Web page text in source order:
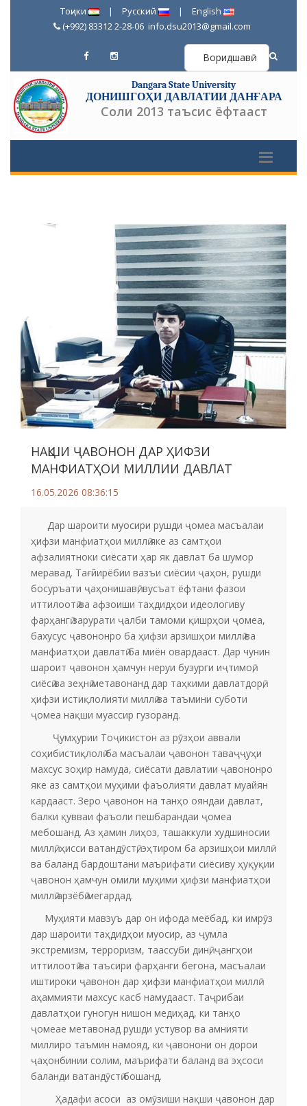
Тоҷики | Русский |
English
(+992) 83312 2-28-06 info.dsu2013@gmail.com
Воридшавӣ
Dangara State University
ДОНИШГОҲИ ДАВЛАТИИ ДАНҒАРА
Соли 2013 таъсис ёфтааст
НАҚШИ ҶАВОНОН ДАР ҲИФЗИ
МАНФИАТҲОИ МИЛЛИИ ДАВЛАТ
16.05.2026 08:36:15
Дар шароити муосири рушди ҷомеа масъалаи
ҳифзи манфиатҳои миллӣ яке аз самтҳои
афзалиятноки сиёсати ҳар як давлат ба шумор
меравад. Тағйирёбии вазъи сиёсии ҷаҳон, рушди
босуръати ҷаҳонишавӣ, вусъат ёфтани фазои
иттилоотӣ ва афзоиши таҳдидҳои идеологиву
фарҳангӣ зарурати ҷалби тамоми қишрҳои ҷомеа,
бахусус ҷавононро ба ҳифзи арзишҳои миллӣ ва
манфиатҳои давлатӣ ба миён овардааст. Дар чунин
шароит ҷавонон ҳамчун неруи бузурги иҷтимоӣ,
сиёсӣ ва зеҳнӣ метавонанд дар таҳкими давлатдорӣ,
ҳифзи истиқлолияти миллӣ ва таъмини суботи
ҷомеа нақши муассир гузоранд.
Ҷумҳурии Тоҷикистон аз рӯзҳои аввали
соҳибистиқлолӣ ба масъалаи ҷавонон таваҷҷуҳи
махсус зоҳир намуда, сиёсати давлатии ҷавононро
яке аз самтҳои муҳими фаъолияти давлат муайян
кардааст. Зеро ҷавонон на танҳо ояндаи давлат,
балки қувваи фаъоли пешбарандаи ҷомеа
мебошанд. Аз ҳамин лиҳоз, ташаккули худшиносии
миллӣ, ҳисси ватандӯстӣ, эҳтиром ба арзишҳои миллӣ
ва баланд бардоштани маърифати сиёсиву ҳуқуқии
ҷавонон ҳамчун омили муҳими ҳифзи манфиатҳои
миллӣ арзёбӣ мегардад.
Муҳияти мавзуъ дар он ифода меёбад, ки имрӯз
дар шароити таҳдидҳои муосир, аз ҷумла
экстремизм, терроризм, таассуби динӣ, ҷангҳои
иттилоотӣ ва таъсири фарҳанги бегона, масъалаи
иштироки ҷавонон дар ҳифзи манфиатҳои миллӣ
аҳаммияти махсус касб намудааст. Таҷрибаи
давлатҳои гуногун нишон медиҳад, ки танҳо
ҷомеае метавонад рушди устувор ва амнияти
миллиро таъмин намояд, ки ҷавонони он дорои
ҷаҳонбинии солим, маърифати баланд ва эҳсоси
баланди ватандӯстӣ бошанд.
Ҳадафи асоси аз омӯзиши нақши ҷавонон дар